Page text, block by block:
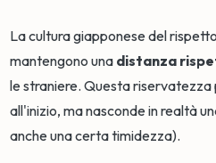
La cultura giapponese del
mantengono una distanza
le straniere. Questa
all'inizio, ma nasconde in realtà
anche una certa timidezza).